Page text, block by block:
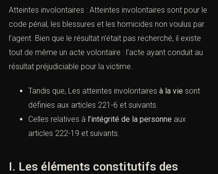
Atteintes involontaires : Atteintes involontaires sont pour le
code pénal, les blessures et les homicides non voulus par
l’agent. Bien que le résultat n’était pas recherché, il existe
tout de même un acte volontaire : l’acte ayant conduit au
résultat préjudiciable pour la victime.
Tandis que, Les atteintes involontaires à la vie sont
définies aux articles 221-6 et suivants.
Celles relatives à l’intégrité de la personne aux
articles 222-19 et suivants.
I. Les éléments constitutifs des